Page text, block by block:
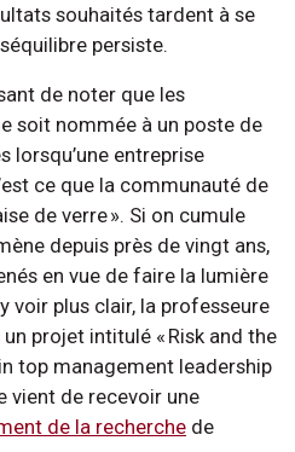
souhaités tardent à se
persiste.
de noter que les
soit nommée à un poste de
lorsqu’une entreprise
ce que la communauté de
de verre ». Si on cumule
depuis près de vingt ans,
en vue de faire la lumière
voir plus clair, la professeure
projet intitulé « Risk and the
top management leadership
vient de recevoir une
de la recherche de